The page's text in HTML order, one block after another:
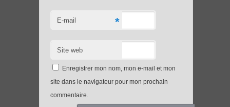
E-mail *
Site web
Enregistrer mon nom, mon e-mail et mon
site dans le navigateur pour mon prochain
commentaire.